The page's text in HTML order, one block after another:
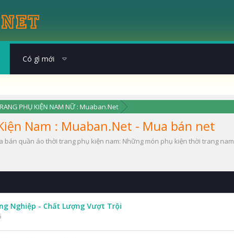
Có gì mới
PHỤ KIỆN NAM NỮ : Muaban.Net
Nam : Muaban.Net - Mua bán net
bán quần áo thời trang phụ kiện nam: Những món phụ kiện thời trang nam
Nghiệp - Chất Lượng Vượt Trội